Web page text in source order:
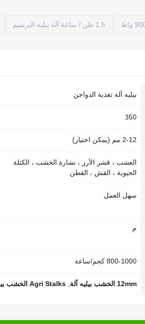
1.5 طن / ساعة آلة بيليه البرسيم
بيليه آلة تغذية الدواجن
350
2-12 مم (يمكن اختيار)
العشب ، قشر الأرز ، نشارة الخشب ، الكتلة
الحيوية ، القش ، القطن
سهل العمل
م
800-1000 كجم/ساعة
12mm الخشب بيليه آلة Agri Stalks الخشب بيليه آلة